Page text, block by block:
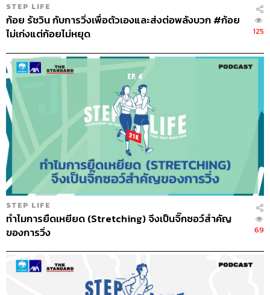
STEP LIFE
ก้อย รัชวิน กับการวิ่งเพื่อตัวเองและส่งต่อพลังบวก #ก้อย
ไม่เก่งแต่ก้อยไม่หยุด
125
STEP LIFE
ทำไมการยืดเหยียด (Stretching) จึงเป็นจิ๊กซอว์สำคัญ
ของการวิ่ง
69